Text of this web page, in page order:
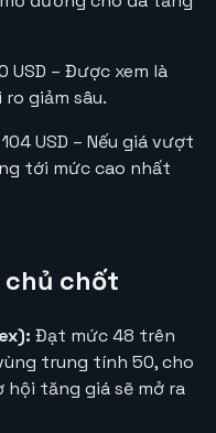
USD – Được xem là
giảm sâu.
104 USD – Nếu giá vượt
tới mức cao nhất
chốt
Đạt mức 48 trên
trung tính 50, cho
hội tăng giá sẽ mở ra